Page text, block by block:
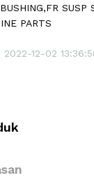
SUSP
PARTS
12-02